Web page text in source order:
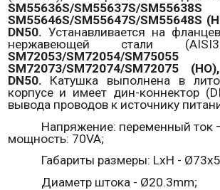
SM55636S/SM55637S/SM55638S
SM55646S/SM55647S/SM55648S
DN50. Устанавливается на
нержавеющей стали (AISI
SM72053/SM72054/SM
SM72073/SM72074/SM72075
DN50. Катушка выполнена в
корпусе и имеет дин-коннектор (
вывода проводов к источнику
Напряжение: переменный ток
мощность: 70VA;
Габариты размеры: LxH -
Диаметр штока - Ø20.3mm;